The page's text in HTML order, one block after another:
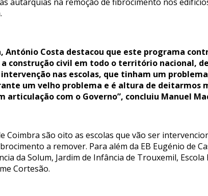
António Costa destacou que este programa
construção civil em todo o território nacional,
intervenção nas escolas, que tinham um
um velho problema e é altura de deitarmos
articulação com o Governo”, concluiu Manuel
Coimbra são oito as escolas que vão ser
a remover. Para além da EB Eugénio de
da Solum, Jardim de Infância de Trouxemil,
Cortesão.